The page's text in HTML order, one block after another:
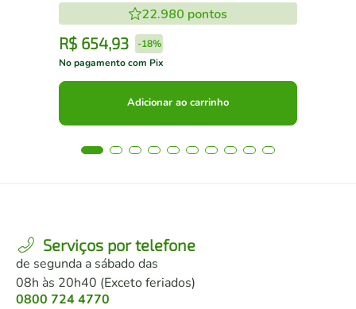
22.980 pontos
R$ 654,93 -18%
No pagamento com Pix
Adicionar ao carrinho
Serviços por telefone
de segunda a sábado das
08h às 20h40 (Exceto feriados)
0800 724 4770